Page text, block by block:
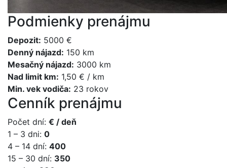
Podmienky prenájmu
Depozit: 5000 €
Denný nájazd: 150 km
Mesačný nájazd: 3000 km
Nad limit km: 1,50 € / km
Min. vek vodiča: 23 rokov
Cenník prenájmu
Počet dní: € / deň
1 – 3 dni: 0
4 – 14 dní: 400
15 – 30 dní: 350